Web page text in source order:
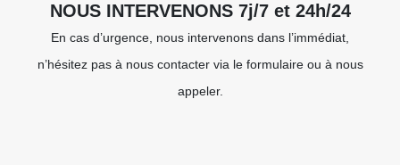
NOUS INTERVENONS 7j/7 et 24h/24
En cas d’urgence, nous intervenons dans l’immédiat,
n’hésitez pas à nous contacter via le formulaire ou à nous
appeler.